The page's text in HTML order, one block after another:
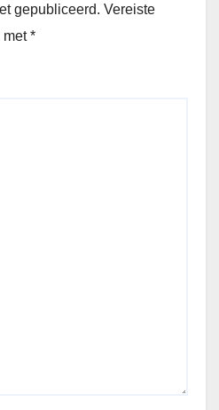
gepubliceerd. Vereiste
met*